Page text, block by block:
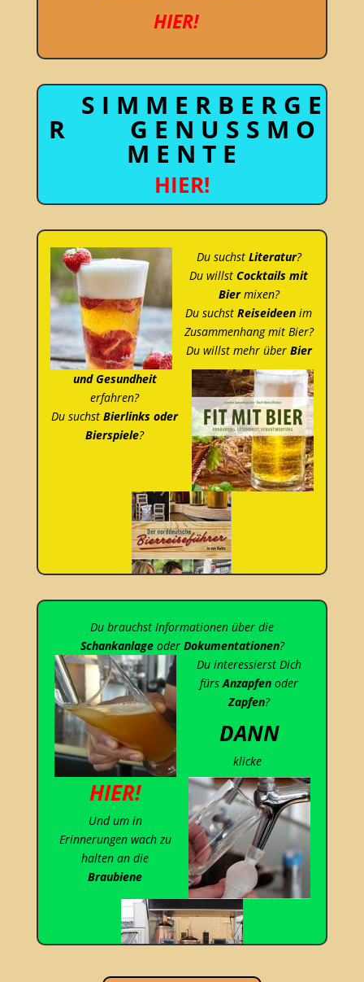
HIER!
S I M M E R B E R G E
R G E N U S S M O
M E N T E
HIER!
Du suchst Literatur?
Du willstCocktails mit
Biermixen?
Du suchstReiseideen im
Zusammenhang mit Bier?
Du willst mehr über Bier
und Gesundheit
erfahren?
Du suchstBierlinks oder
Bierspiele?
probier dein Glück mal
HIER!
Du brauchst Informationen über die
Schankanlageoder Dokumentationen?
Du interessierst Dich
fürsAnzapfen oder
Zapfen?
DANN
klicke
HIER!
Und um in
Erinnerungen wach zu
halten an die
Braubiene